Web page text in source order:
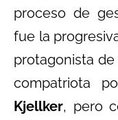
proceso de
fue la
protagonista de
compatriota
Kjellker, pero